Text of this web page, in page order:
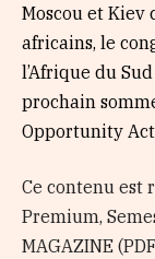
Moscou et Kiev
africains, le
l’Afrique du
prochain
Opportunity
Ce contenu est
Premium,
MAGAZINE